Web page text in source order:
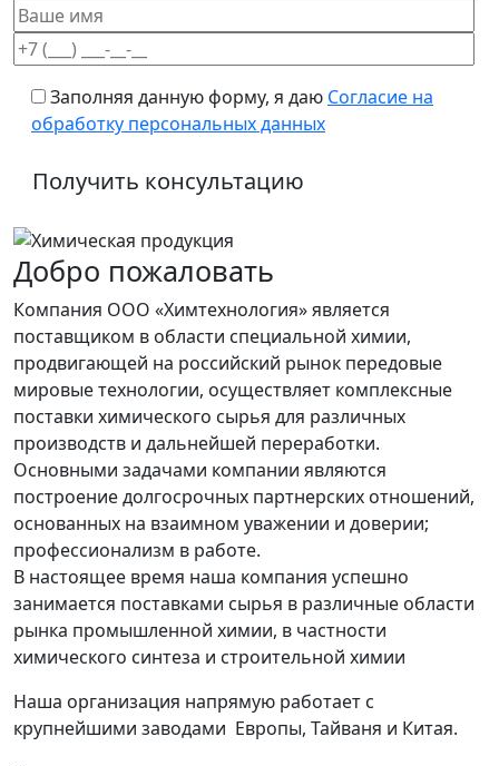
Заполняя данную форму, я даю Согласие на
обработку персональных данных
Добро пожаловать
Компания ООО «Химтехнология» является
поставщиком в области специальной химии,
продвигающей на российский рынок передовые
мировые технологии, осуществляет комплексные
поставки химического сырья для различных
производств и дальнейшей переработки.
Основными задачами компании являются
построение долгосрочных партнерских отношений,
основанных на взаимном уважении и доверии;
профессионализм в работе.
В настоящее время наша компания успешно
занимается поставками сырья в различные области
рынка промышленной химии, в частности
химического синтеза и строительной химии
Наша организация напрямую работает с
крупнейшими заводами Европы, Тайваня и Китая.